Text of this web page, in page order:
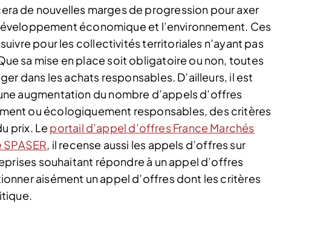
de nouvelles marges de progression pour axer
économique et l’environnement. Ces
pour les collectivités territoriales n’ayant pas
sa mise en place soit obligatoire ou non, toutes
dans les achats responsables. D’ailleurs, il est
augmentation du nombre d’appels d’offres
ou écologiquement responsables, des critères
prix. Le portail d’appel d’offres France Marchés
, il recense aussi les appels d’offres sur
souhaitant répondre à un appel d’offres
aisément un appel d’offres dont les critères